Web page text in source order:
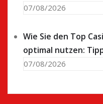
07/08/2026
Wie Sie den Top
optimal nutzen:
07/08/2026